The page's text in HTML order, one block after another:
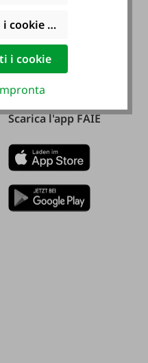
Negozio specializzato
Lunedì - venerdì:
08:00 - 17:00
Sabato:
08:00 - 12:00
Scarica l'app FAIE
cookie funzionali
i cookie